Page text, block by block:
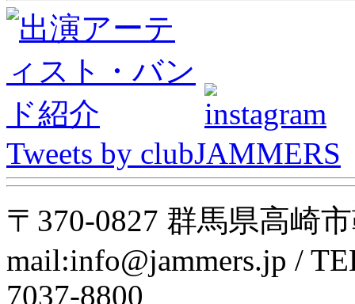
Tweets by clubJAMMERS
〒370-0827 群馬県高崎
mail:info@jammers.jp /
7037-8800